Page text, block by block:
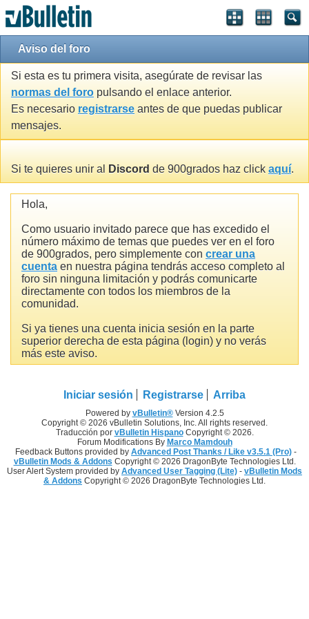
Aviso del foro
Si esta es tu primera visita, asegúrate de revisar las
normas del foro pulsando el enlace anterior.
Es necesario registrarse antes de que puedas publicar
mensajes.
Si te quieres unir al Discord de 900grados haz click aquí.
Hola,
Como usuario invitado parece que has excedido el
número máximo de temas que puedes ver en el foro
de 900grados, pero simplemente con crear una
cuenta en nuestra página tendrás acceso completo al
foro sin ninguna limitación y podrás comunicarte
directamente con todos los miembros de la
comunidad.
Si ya tienes una cuenta inicia sesión en la parte
superior derecha de esta página (login) y no verás
más este aviso.
Iniciar sesión Registrarse Arriba
Powered by vBulletin®Version 4.2.5
Copyright © 2026 vBulletin Solutions, Inc. All rights reserved.
Traducción por vBulletin HispanoCopyright © 2026.
Forum Modifications By Marco Mamdouh
Feedback Buttons provided by Advanced Post Thanks / Like v3.5.1 (Pro) -
vBulletin Mods & Addons Copyright © 2026 DragonByte Technologies Ltd.
User Alert System provided by Advanced User Tagging (Lite) - vBulletin Mods
& Addons Copyright © 2026 DragonByte Technologies Ltd.